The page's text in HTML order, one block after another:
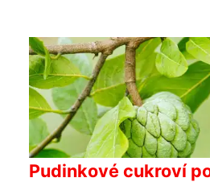
Pudinkové cukroví